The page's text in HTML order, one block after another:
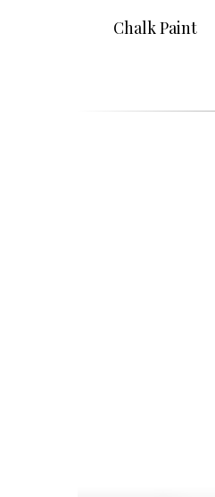
Chalk Paint